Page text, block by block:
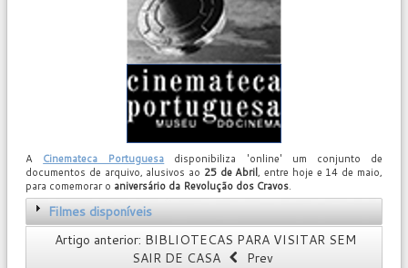
A Cinemateca Portuguesa disponibiliza 'online' um conjunto de
documentos de arquivo, alusivos ao 25 de Abril, entre hoje e 14 de maio,
para comemorar o aniversário da Revolução dos Cravos.
Filmes disponíveis
Artigo anterior: BIBLIOTECAS PARA VISITAR SEM
SAIR DE CASA
Prev